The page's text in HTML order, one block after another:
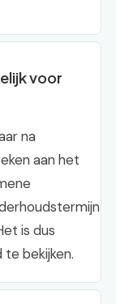
voor
na
aan het
is dus
bekijken.